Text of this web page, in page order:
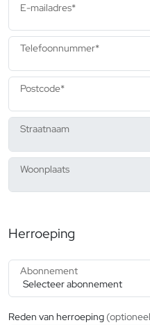
E-mailadres*
Telefoonnummer*
Postcode*
Straatnaam
Woonplaats
Herroeping
Abonnement
Reden van herroeping